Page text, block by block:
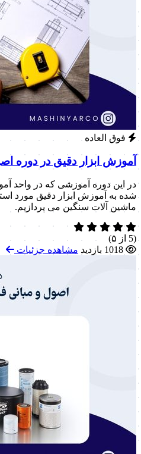
فوق العاده
آموزش ابزار دقیق در دوره
در این دوره آموزشی که در واحد
شده به آموزش ابزار دقیق مورد
ماشین آلات سنگین می پردازیم.
(5 از ۵)
مشاهده جزئیات